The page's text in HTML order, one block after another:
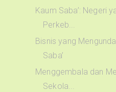
Kaum Saba’: Negeri
Perkeb...
Bisnis yang
Saba’
Menggembala dan
Sekola...